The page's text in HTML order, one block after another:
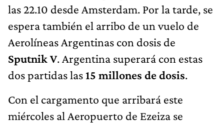
las 22.10 desde Amsterdam. Por la tarde, se
espera también el arribo de un vuelo de
Aerolíneas Argentinas con dosis de
Sputnik V. Argentina superará con estas
dos partidas las15 millones de dosis.
Con el cargamento que arribará este
miércoles al Aeropuerto de Ezeiza se